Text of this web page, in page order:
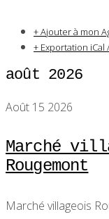
+ Ajouter à mon
+ Exportation iCal
août 2026
Août 15 2026
Marché
Rougemont
Marché villageois